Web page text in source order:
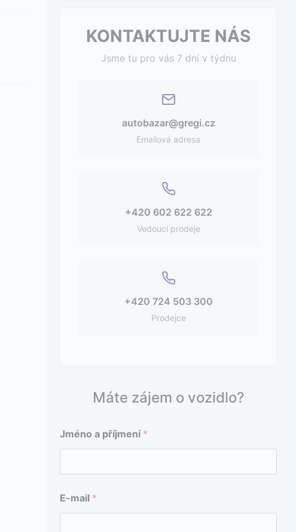
KONTAKTUJTE NÁS
Jsme tu pro vás 7 dní v týdnu
autobazar@gregi.cz
Emailová adresa
+420 602 622 622
Vedoucí prodeje
+420 724 503 300
Prodejce
Máte zájem o vozidlo?
Jméno a příjmení *
-
m
e
l
E-mail *